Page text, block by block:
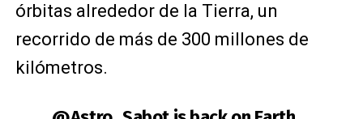
órbitas alrededor de la Tierra, un
recorrido de más de 300 millones de
kilómetros.